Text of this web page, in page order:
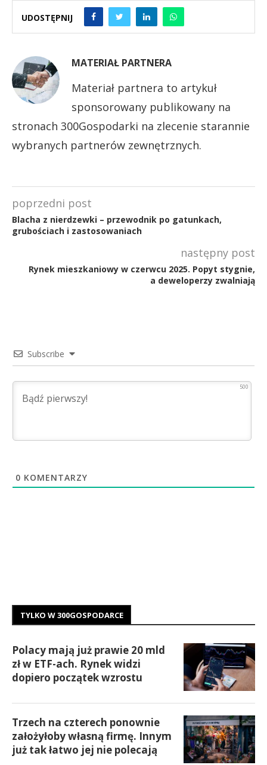
UDOSTĘPNIJ
MATERIAŁ PARTNERA
Materiał partnera to artykuł
sponsorowany publikowany na
stronach 300Gospodarki na zlecenie starannie
wybranych partnerów zewnętrznych.
poprzedni post
Blacha z nierdzewki – przewodnik po gatunkach,
grubościach i zastosowaniach
następny post
Rynek mieszkaniowy w czerwcu 2025. Popyt stygnie,
a deweloperzy zwalniają
Subscribe
500
0 KOMENTARZY
TYLKO W 300GOSPODARCE
Polacy mają już prawie 20 mld
zł w ETF-ach. Rynek widzi
dopiero początek wzrostu
Trzech na czterech ponownie
założyłoby własną firmę. Innym
już tak łatwo jej nie polecają